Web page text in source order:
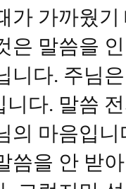
가 가까웠
은 말씀을
니다. 주님
니다. 말씀
의 마음입
씀을 안 받